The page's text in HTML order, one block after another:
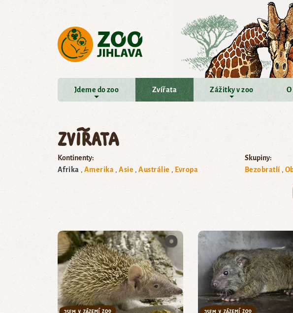
Jdeme do zoo Zvířata Zážitky v zoo
Zvířata
Kontinenty:
Afrika
Amerika Asie Austrálie Evropa
Skupiny:
Bezobratlí